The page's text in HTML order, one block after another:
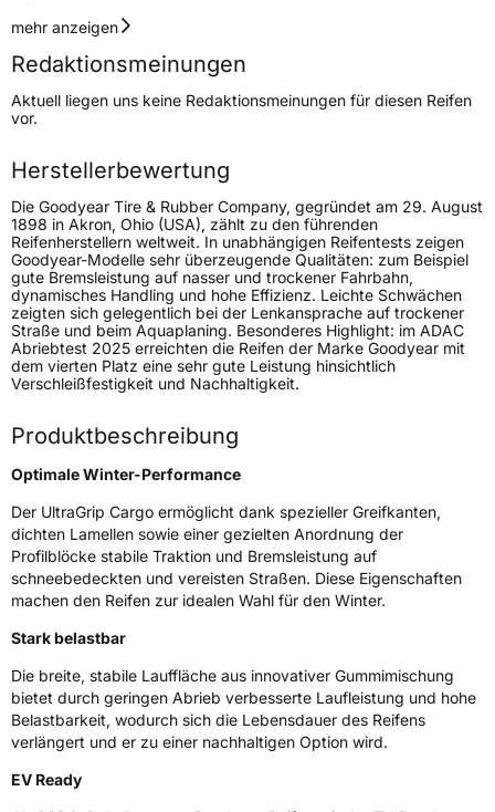
Geschwindigkeitsindex
Höchstgeschwindigkeit
190 km/h
Lastindex111/109
Höchstlast1090/1030 kg
Generelle Merkmale
FahrzeugtypTransporter
VerwendungWinterreifen
ModellnameUltraGrip Cargo
FahrzeugartTransporter
Weitere Eigenschaften
SchlauchtypTL
ZustandNeureifen
M+SJa
EU Label
Effizienz C
Nasshaftung
mehr anzeigen
Redaktionsmeinungen
Aktuell liegen uns keine Redaktionsmeinungen für diesen Reifen
vor.
Herstellerbewertung
Die Goodyear Tire & Rubber Company, gegründet am 29. August
1898 in Akron, Ohio (USA), zählt zu den führenden
Reifenherstellern weltweit. In unabhängigen Reifentests zeigen
Goodyear-Modelle sehr überzeugende Qualitäten: zum Beispiel
gute Bremsleistung auf nasser und trockener Fahrbahn,
dynamisches Handling und hohe Effizienz. Leichte Schwächen
zeigten sich gelegentlich bei der Lenkansprache auf trockener
Straße und beim Aquaplaning. Besonderes Highlight: im ADAC
Abriebtest 2025 erreichten die Reifen der Marke Goodyear mit
dem vierten Platz eine sehr gute Leistung hinsichtlich
Verschleißfestigkeit und Nachhaltigkeit.
Produktbeschreibung
Optimale Winter-Performance
Der UltraGrip Cargo ermöglicht dank spezieller Greifkanten,
dichten Lamellen sowie einer gezielten Anordnung der
Profilblöcke stabile Traktion und Bremsleistung auf
schneebedeckten und vereisten Straßen. Diese Eigenschaften
machen den Reifen zur idealen Wahl für den Winter.
Stark belastbar
Die breite, stabile Lauffläche aus innovativer Gummimischung
bietet durch geringen Abrieb verbesserte Laufleistung und hohe
Belastbarkeit, wodurch sich die Lebensdauer des Reifens
verlängert und er zu einer nachhaltigen Option wird.
EV Ready